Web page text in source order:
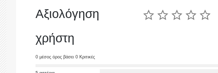
Αξιολόγηση
χρήστη
0 μέσος όρος βάσει 0 Κριτικές